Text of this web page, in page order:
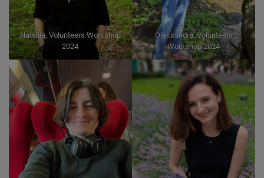
Nataliia, Volunteers Workshop
2024
Oleksandra, Volunteers
Workshop 2024